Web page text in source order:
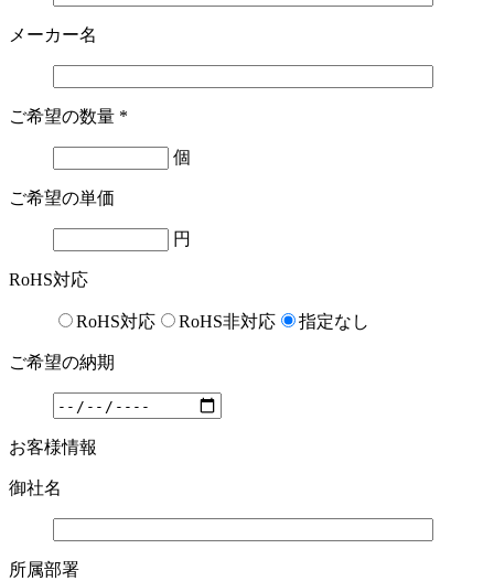
メーカー名
ご希望の数量 *
個
ご希望の単価
円
RoHS対応
RoHS対応 RoHS非対応 指定なし
ご希望の納期
お客様情報
御社名
所属部署